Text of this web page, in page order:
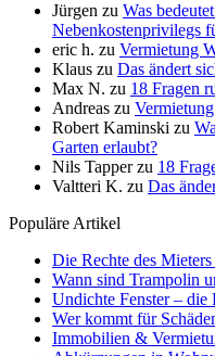
Jürgen zu Was
Nebenkostenprivilegs
eric h. zu Vermietung
Klaus zu Das ändert
Max N. zu 18 Fragen
Andreas zu
Robert Kaminski zu
Garten erlaubt?
Nils Tapperzu 18
Valtteri K. zu Das
Populäre Artikel
Die Rechte des
Wann sind Trampolin
Undichte Fenster – die
Wer kommt für
Immobilien &